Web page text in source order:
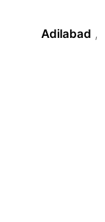
Adilabad ,